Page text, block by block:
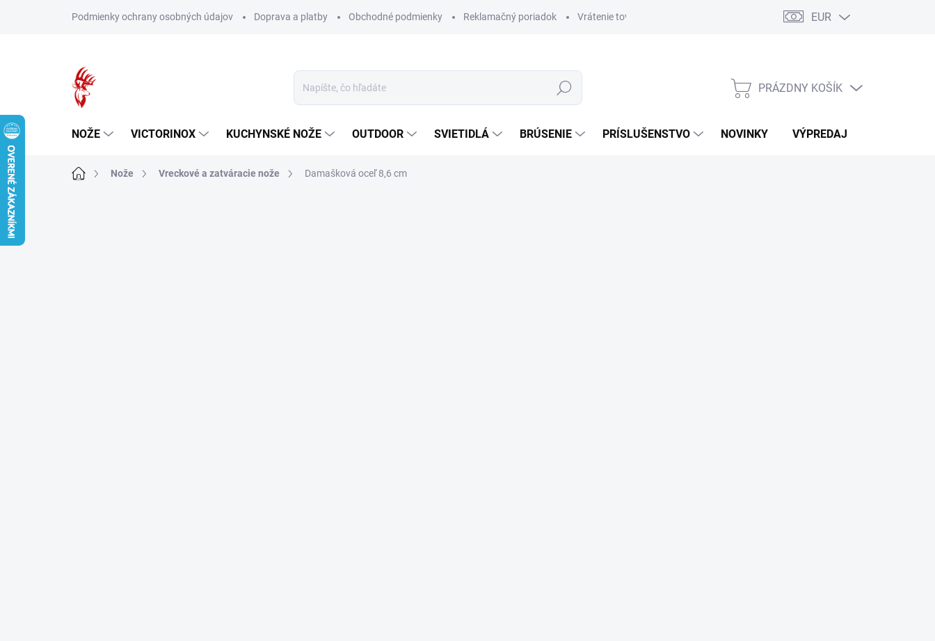
Podmienky ochrany osobných údajov Doprava a platby Obchodné podmienky Reklamačný poriadok Vrátenie tovaru EUR
Hľadať
NÁKUPNÝ
PRÁZDNY KOŠÍK
NOŽE VICTORINOX KUCHYNSKÉ NOŽE OUTDOOR SVIETIDLÁ BRÚSENIE PRÍSLUŠENSTVO NOVINKY VÝPREDAJ
DomovNože Vreckové a zatváracie nože Damašková oceľ 8,6 cm